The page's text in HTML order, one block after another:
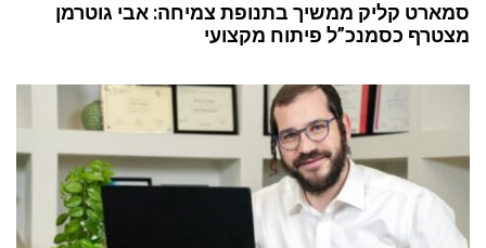
סמארט קליק ממשיך בתנופת צמיחה: אבי גוטרמן
מצטרף כסמנכ”ל פיתוח מקצועי